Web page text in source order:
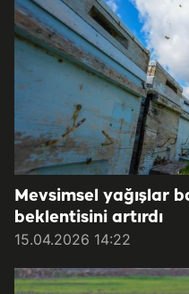
Mevsimsel yağışlar
beklentisini artırdı
15.04.2026 14:22